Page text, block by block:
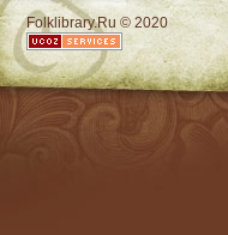
Folklibrary.Ru © 2020